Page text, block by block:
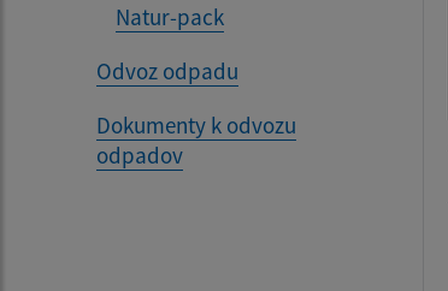
Natur-pack
Odvoz odpadu
Dokumenty k odvozu
odpadov